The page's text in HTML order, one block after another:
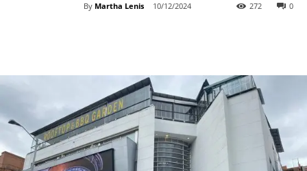
By Martha Lenis 10/12/2024 0
272